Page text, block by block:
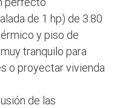
de 1 hp) de 3.80
y piso de
tranquilo para
o proyectar vivienda
de las